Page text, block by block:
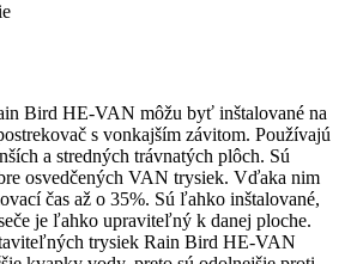
Bird HE-VAN môžu byť inštalované na
s vonkajším závitom. Používajú
a stredných trávnatých plôch. Sú
osvedčených VAN trysiek. Vďaka nim
čas až o 35%. Sú ľahko inštalované,
je ľahko upraviteľný k danej ploche.
trysiek Rain Bird HE-VAN